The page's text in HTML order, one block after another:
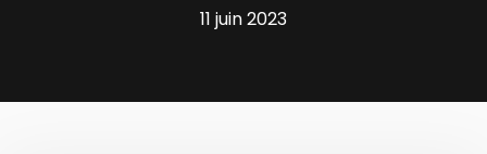
11 juin 2023